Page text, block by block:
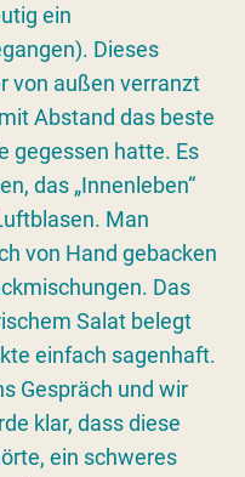
ein
Dieses
von außen verranzt
Abstand das beste
gegessen hatte. Es
das „Innenleben“
Man
von Hand gebacken
Das
Salat belegt
einfach sagenhaft.
Gespräch und wir
klar, dass diese
ein schweres